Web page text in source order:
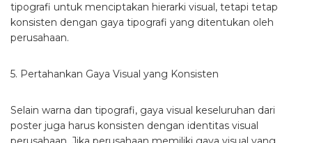
tipografi untuk menciptakan hierarki visual, tetapi tetap
konsisten dengan gaya tipografi yang ditentukan oleh
perusahaan.
5. Pertahankan Gaya Visual yang Konsisten
Selain warna dan tipografi, gaya visual keseluruhan dari
poster juga harus konsisten dengan identitas visual